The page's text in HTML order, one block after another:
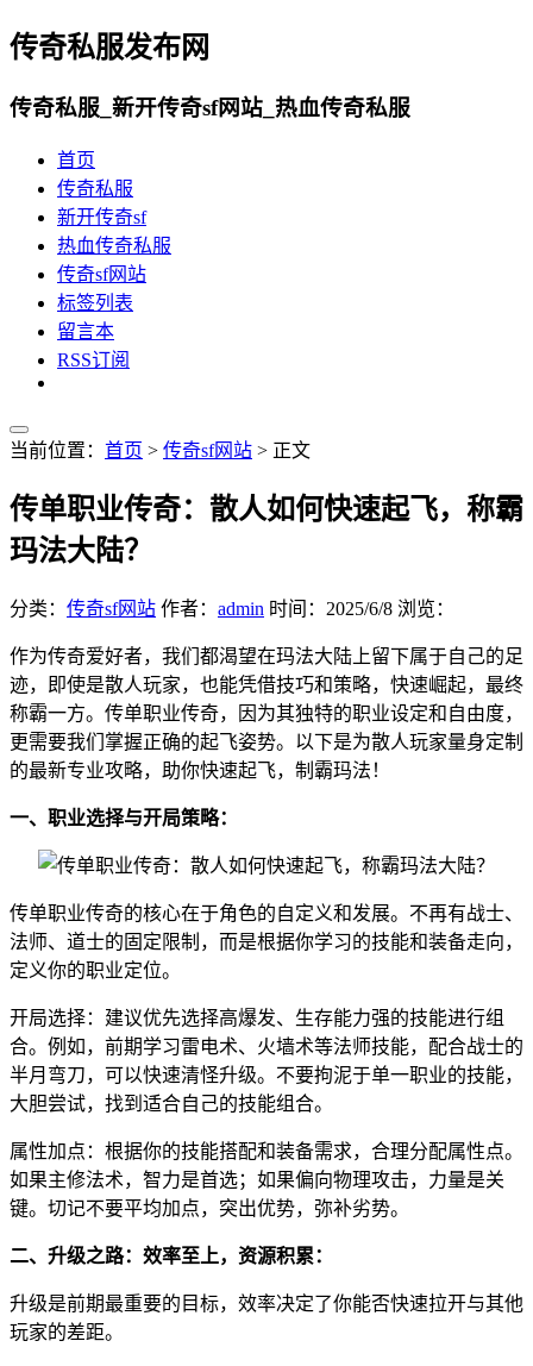
传奇私服发布网
传奇私服_新开传奇sf网站_热血传奇私服
首页
传奇私服
新开传奇sf
热血传奇私服
传奇sf网站
标签列表
留言本
RSS订阅
当前位置： 首页 > 传奇sf网站 > 正文
传单职业传奇：散人如何快速起飞，称霸
玛法大陆？
分类： 传奇sf网站 作者： admin 时间： 2025/6/8 浏览：
作为传奇爱好者，我们都渴望在玛法大陆上留下属于自己的足
迹，即使是散人玩家，也能凭借技巧和策略，快速崛起，最终
称霸一方。传单职业传奇，因为其独特的职业设定和自由度，
更需要我们掌握正确的起飞姿势。以下是为散人玩家量身定制
的最新专业攻略，助你快速起飞，制霸玛法！
一、职业选择与开局策略：
传单职业传奇的核心在于角色的自定义和发展。不再有战士、
法师、道士的固定限制，而是根据你学习的技能和装备走向，
定义你的职业定位。
开局选择：建议优先选择高爆发、生存能力强的技能进行组
合。例如，前期学习雷电术、火墙术等法师技能，配合战士的
半月弯刀，可以快速清怪升级。不要拘泥于单一职业的技能，
大胆尝试，找到适合自己的技能组合。
属性加点：根据你的技能搭配和装备需求，合理分配属性点。
如果主修法术，智力是首选；如果偏向物理攻击，力量是关
键。切记不要平均加点，突出优势，弥补劣势。
二、升级之路：效率至上，资源积累：
升级是前期最重要的目标，效率决定了你能否快速拉开与其他
玩家的差距。